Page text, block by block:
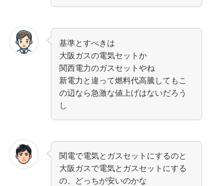
基準とすべきは
大阪ガスの電気セットか
関西電力のガスセットやね
新電力と違って燃料代高騰してもこ
の辺なら急激な値上げはないだろう
し
関電で電気とガスセットにするのと
大阪ガスで電気とガスセットにする
の、どっちが安いのかな